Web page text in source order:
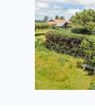
Fahrradtouren in
Ausblicke und
Ferienruhe
Entdecke deine
Das Ferienhaus